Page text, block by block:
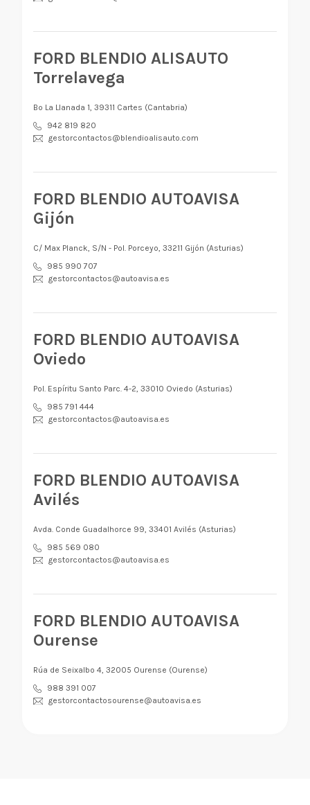
FORD BLENDIO ALISAUTO
Torrelavega
Bº La Llanada 1, 39311 Cartes (Cantabria)
942 819 820
gestorcontactos@blendioalisauto.com
FORD BLENDIO AUTOAVISA
Gijón
C/ Max Planck, S/N - Pol. Porceyo, 33211 Gijón (Asturias)
985 990 707
gestorcontactos@autoavisa.es
FORD BLENDIO AUTOAVISA
Oviedo
Pol. Espíritu Santo Parc. 4-2, 33010 Oviedo (Asturias)
985 791 444
gestorcontactos@autoavisa.es
FORD BLENDIO AUTOAVISA
Avilés
Avda. Conde Guadalhorce 99, 33401 Avilés (Asturias)
985 569 080
gestorcontactos@autoavisa.es
FORD BLENDIO AUTOAVISA
Ourense
Rúa de Seixalbo 4, 32005 Ourense (Ourense)
988 391 007
gestorcontactosourense@autoavisa.es